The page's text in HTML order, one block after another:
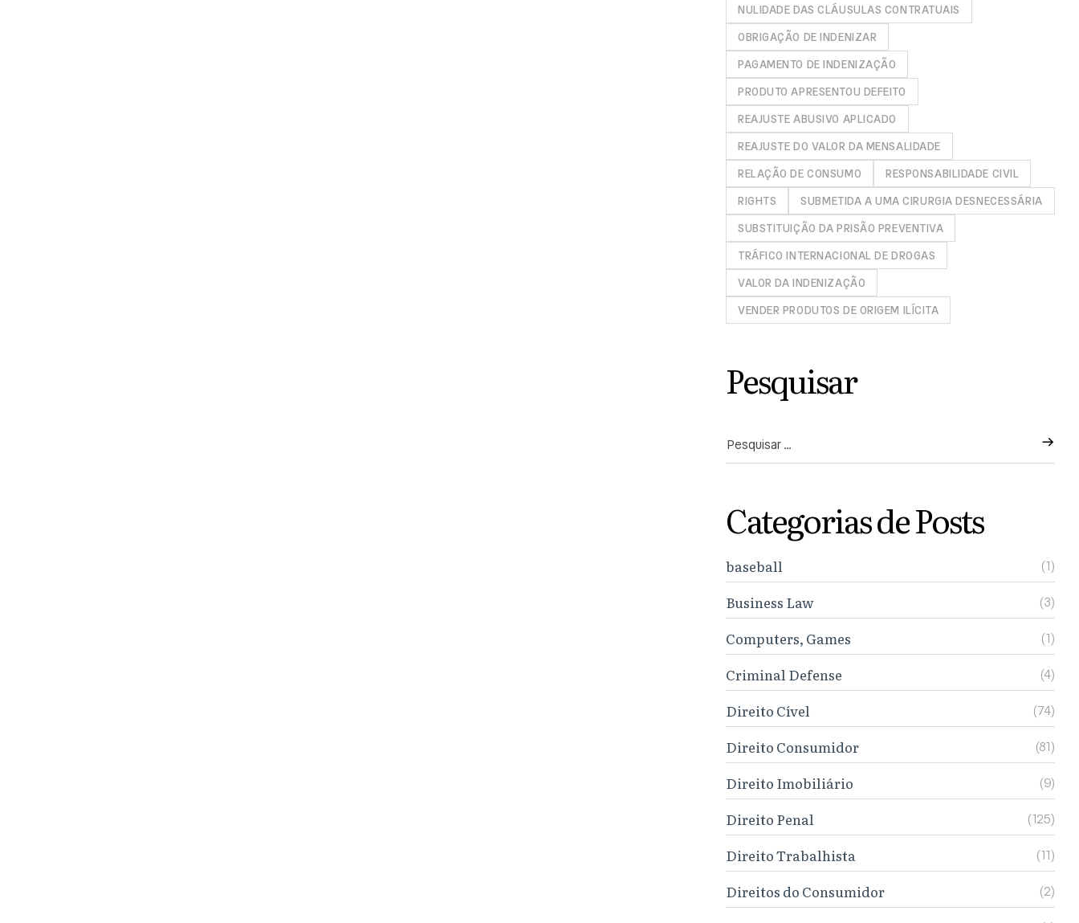
NULIDADE DAS CLÁUSULAS CONTRATUAIS
OBRIGAÇÃO DE INDENIZAR
PAGAMENTO DE INDENIZAÇÃO
PRODUTO APRESENTOU DEFEITO
REAJUSTE ABUSIVO APLICADO
REAJUSTE DO VALOR DA MENSALIDADE
RELAÇÃO DE CONSUMO
RESPONSABILIDADE CIVIL
RIGHTS
SUBMETIDA A UMA CIRURGIA DESNECESSÁRIA
SUBSTITUIÇÃO DA PRISÃO PREVENTIVA
TRÁFICO INTERNACIONAL DE DROGAS
VALOR DA INDENIZAÇÃO
VENDER PRODUTOS DE ORIGEM ILÍCITA
Pesquisar
Categorias de Posts
baseball (1)
Business Law (3)
Computers, Games (1)
Criminal Defense (4)
Direito Cível (74)
Direito Consumidor (81)
Direito Imobiliário (9)
Direito Penal (125)
Direito Trabalhista (11)
Direitos do Consumidor (2)